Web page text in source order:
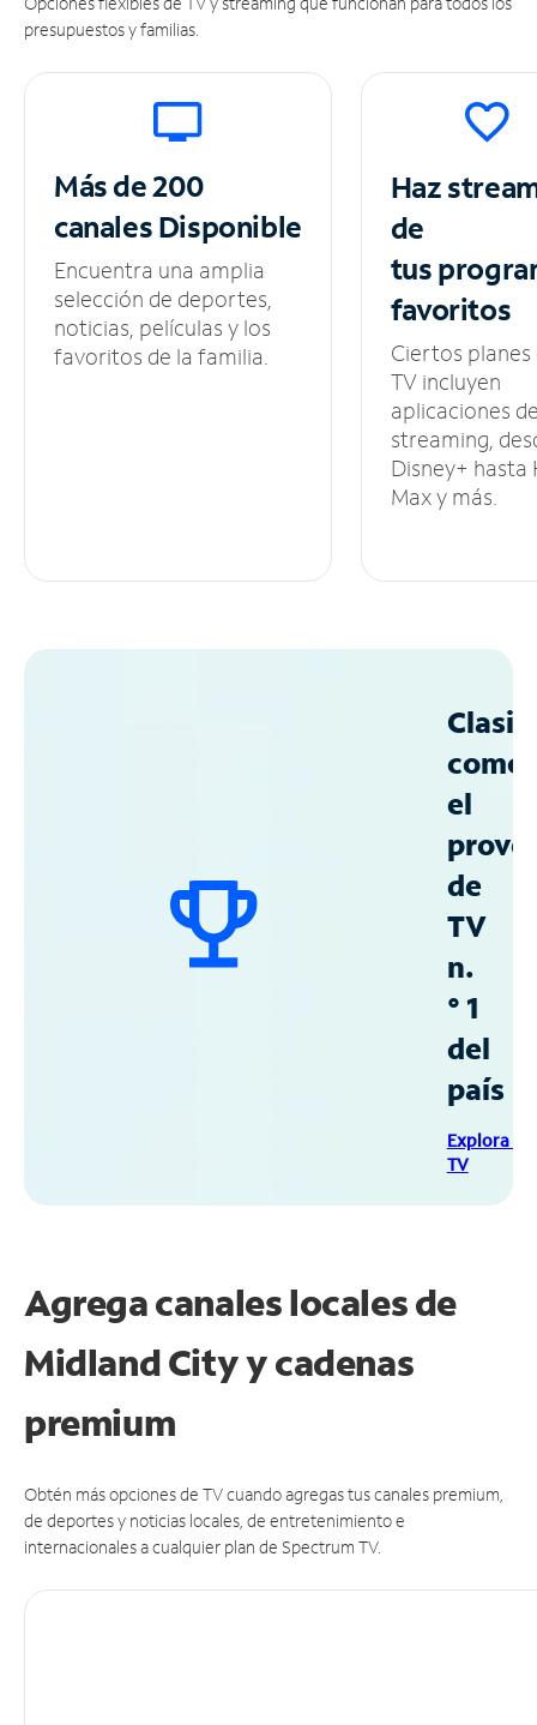
presupuestos y familias.
Más de 200
canalesDisponible
Encuentra una amplia
selección de deportes,
noticias, películas y los
favoritos de la familia.
Haz
de
tus
favoritos
Ciertos planes
TV incluyen
aplicaciones
streaming,
Disney+ hasta
Max y más.
como
el
de
TV
n.
° 1
del
país
Explora
TV
Agrega canales locales de
Midland City y cadenas
premium
Obtén más opciones de TV cuando agregas tus canales premium,
de deportes y noticias locales, de entretenimiento e
internacionales a cualquier plan de Spectrum TV.